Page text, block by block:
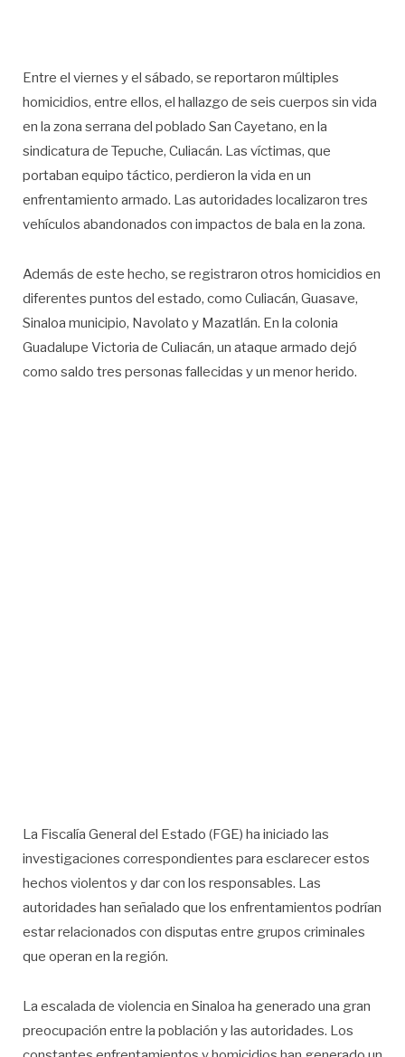
Entre el viernes y el sábado, se reportaron múltiples
homicidios, entre ellos, el hallazgo de seis cuerpos sin vida
en la zona serrana del poblado San Cayetano, en la
sindicatura de Tepuche, Culiacán. Las víctimas, que
portaban equipo táctico, perdieron la vida en un
enfrentamiento armado. Las autoridades localizaron tres
vehículos abandonados con impactos de bala en la zona.
Además de este hecho, se registraron otros homicidios en
diferentes puntos del estado, como Culiacán, Guasave,
Sinaloa municipio, Navolato y Mazatlán. En la colonia
Guadalupe Victoria de Culiacán, un ataque armado dejó
como saldo tres personas fallecidas y un menor herido.
La Fiscalía General del Estado (FGE) ha iniciado las
investigaciones correspondientes para esclarecer estos
hechos violentos y dar con los responsables. Las
autoridades han señalado que los enfrentamientos podrían
estar relacionados con disputas entre grupos criminales
que operan en la región.
La escalada de violencia en Sinaloa ha generado una gran
preocupación entre la población y las autoridades. Los